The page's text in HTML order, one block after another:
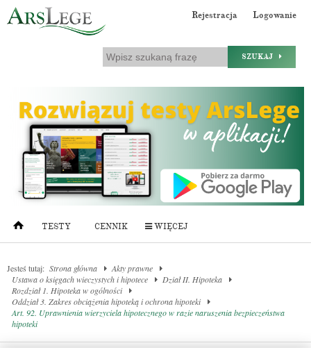
Rejestracja Logowanie
SZUKAJ
TESTY CENNIK WIĘCEJ
Jesteś tutaj: Strona główna
Akty prawne
Ustawa o księgach wieczystych i hipotece
Dział II. Hipoteka
Rozdział 1. Hipoteka w ogólności
Oddział 3. Zakres obciążenia hipoteką i ochrona hipoteki
Art. 92. Uprawnienia wierzyciela hipotecznego w razie naruszenia bezpieczeństwa
hipoteki